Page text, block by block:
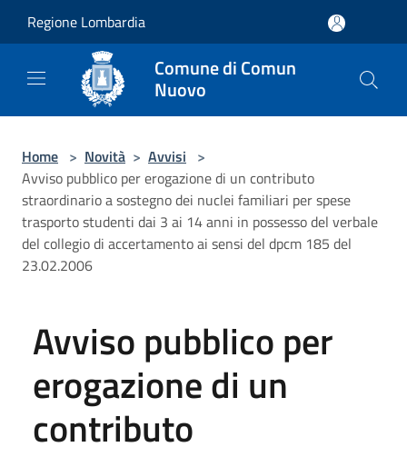
Regione Lombardia
Comune di Comun
Nuovo
Home > Novità > Avvisi >
Avviso pubblico per erogazione di un contributo
straordinario a sostegno dei nuclei familiari per spese
trasporto studenti dai 3 ai 14 anni in possesso del verbale
del collegio di accertamento ai sensi del dpcm 185 del
23.02.2006
Avviso pubblico per
erogazione di un
contributo